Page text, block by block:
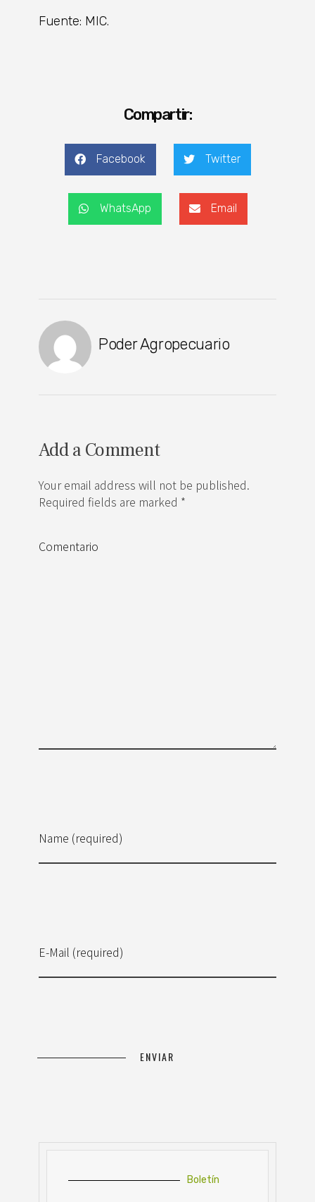
Fuente: MIC.
Compartir:
Facebook Twitter
WhatsApp Email
Poder Agropecuario
Add a Comment
Your email address will not be published.
Required fields are marked *
Name (required)
E-Mail (required)
Comentario
Boletín